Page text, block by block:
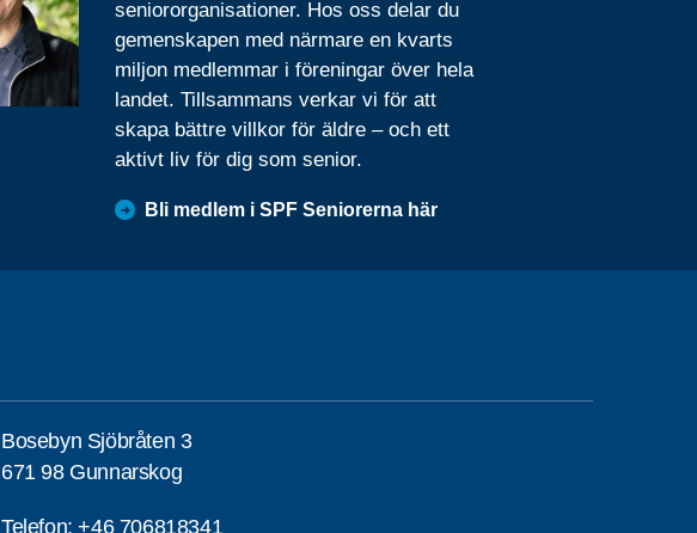
seniororganisationer. Hos oss delar du
gemenskapen med närmare en kvarts
miljon medlemmar i föreningar över hela
landet. Tillsammans verkar vi för att
skapa bättre villkor för äldre – och ett
aktivt liv för dig som senior.
Bli medlem i SPF Seniorerna här
Bosebyn Sjöbråten 3
671 98 Gunnarskog
Telefon:+46 706818341